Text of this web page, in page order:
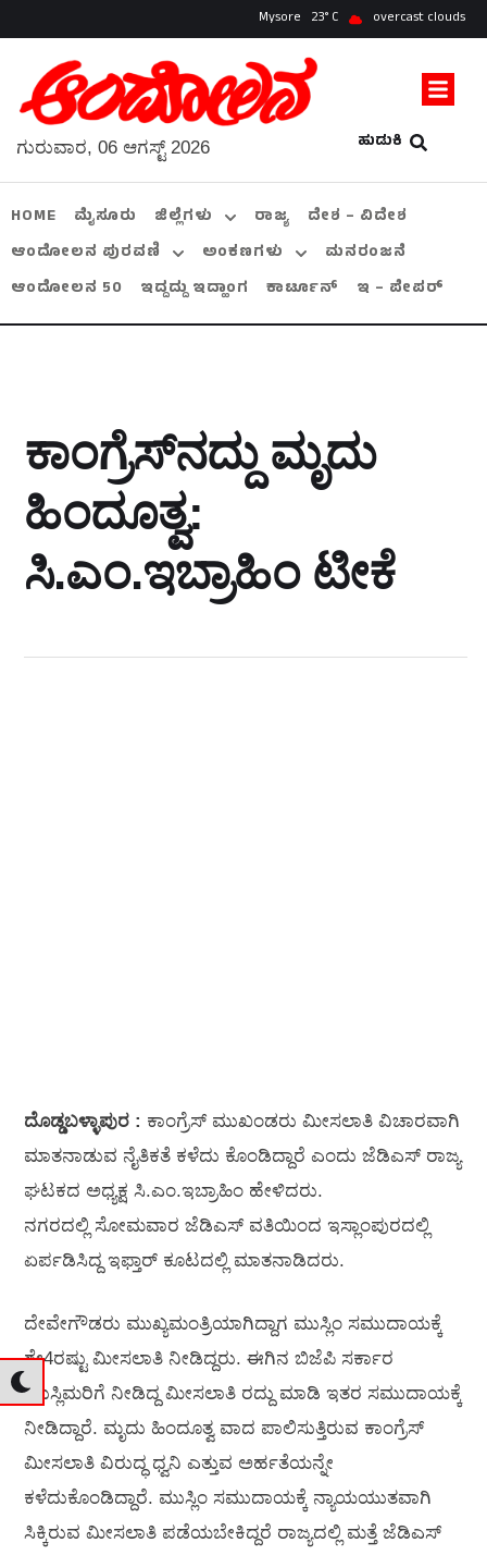
Mysore 23 overcast clouds
ಹುಡುಕಿ
ಗುರುವಾರ, 06 ಆಗಸ್ಟ್ 2026
HOME ಮೈಸೂರು ಜಿಲ್ಲೆಗಳು ರಾಜ್ಯ
ದೇಶ – ವಿದೇಶ
ಆಂದೋಲನ ಪುರವಣಿ
ಅಂಕಣಗಳು
ಮನರಂಜನೆ
ಆಂದೋಲನ 50
ಇದ್ದದ್ದು ಇದ್ಹಾಂಗ ಕಾರ್ಟೂನ್ ಇ – ಪೇಪರ್
ಕಾಂಗ್ರೆಸ್‌ನದ್ದು ಮೃದು
ಹಿಂದೂತ್ವ:
ಸಿ.ಎಂ.ಇಬ್ರಾಹಿಂ ಟೀಕೆ
ದೊಡ್ಡಬಳ್ಳಾಪುರ : ಕಾಂಗ್ರೆಸ್‌ ಮುಖಂಡರು ಮೀಸಲಾತಿ ವಿಚಾರವಾಗಿ
ಮಾತನಾಡುವ ನೈತಿಕತೆ ಕಳೆದು ಕೊಂಡಿದ್ದಾರೆ ಎಂದು ಜೆಡಿಎಸ್‌ ರಾಜ್ಯ
ಘಟಕದ ಅಧ್ಯಕ್ಷ ಸಿ.ಎಂ.ಇಬ್ರಾಹಿಂ ಹೇಳಿದರು.
ನಗರದಲ್ಲಿ ಸೋಮವಾರ ಜೆಡಿಎಸ್‌ ವತಿಯಿಂದ ಇಸ್ಲಾಂಪುರದಲ್ಲಿ
ಏರ್ಪಡಿಸಿದ್ದ ಇಫ್ತಾರ್‌ ಕೂಟದಲ್ಲಿ ಮಾತನಾಡಿದರು.
ದೇವೇಗೌಡರು ಮುಖ್ಯಮಂತ್ರಿಯಾಗಿದ್ದಾಗ ಮುಸ್ಲಿಂ ಸಮುದಾಯಕ್ಕೆ
ಶೇ4ರಷ್ಟು ಮೀಸಲಾತಿ ನೀಡಿದ್ದರು. ಈಗಿನ ಬಿಜೆಪಿ ಸರ್ಕಾರ
ಮುಸ್ಲಿಮರಿಗೆ ನೀಡಿದ್ದ ಮೀಸಲಾತಿ ರದ್ದು ಮಾಡಿ ಇತರ ಸಮುದಾಯಕ್ಕೆ
ನೀಡಿದ್ದಾರೆ. ಮೃದು ಹಿಂದೂತ್ವ ವಾದ ಪಾಲಿಸುತ್ತಿರುವ ಕಾಂಗ್ರೆಸ್‌
ಮೀಸಲಾತಿ ವಿರುದ್ಧ ಧ್ವನಿ ಎತ್ತುವ ಅರ್ಹತೆಯನ್ನೇ
ಕಳೆದುಕೊಂಡಿದ್ದಾರೆ. ಮುಸ್ಲಿಂ ಸಮುದಾಯಕ್ಕೆ ನ್ಯಾಯಯುತವಾಗಿ
ಸಿಕ್ಕಿರುವ ಮೀಸಲಾತಿ ಪಡೆಯಬೇಕಿದ್ದರೆ ರಾಜ್ಯದಲ್ಲಿ ಮತ್ತೆ ಜೆಡಿಎಸ್‌